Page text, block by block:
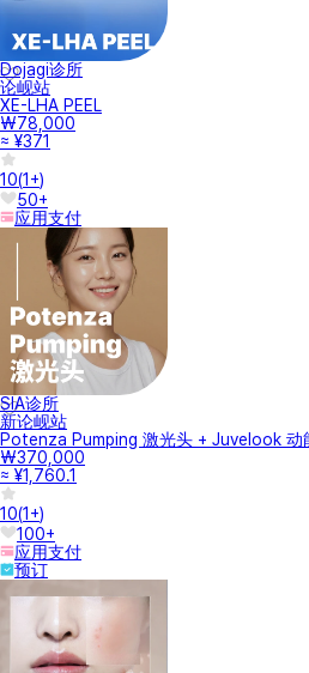
Dojagi诊所
论岘站
XE-LHA PEEL
₩78,000
≈ ¥371
10(1+)
50+
应用支付
SIA诊所
新论岘站
Potenza Pumping 激光头 + Juvelook 动
₩370,000
≈ ¥1,760.1
10(1+)
100+
应用支付
预订